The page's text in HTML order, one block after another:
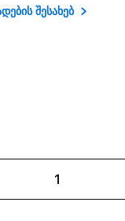
შესახებ